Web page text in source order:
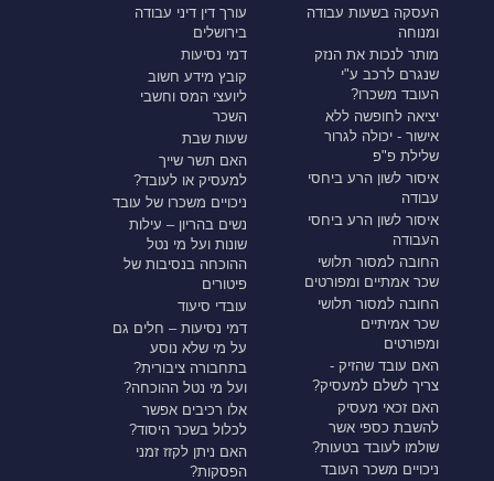
העסקה בשעות עבודה
ומנוחה
מותר לנכות את הנזק
שנגרם לרכב ע"י
העובד משכרו?
יציאה לחופשה ללא
אישור - יכולה לגרור
שלילת פ"פ
איסור לשון הרע ביחסי
עבודה
איסור לשון הרע ביחסי
העבודה
החובה למסור תלושי
שכר אמתיים ומפורטים
החובה למסור תלושי
שכר אמיתיים
ומפורטים
האם עובד שהזיק -
צריך לשלם למעסיק?
האם זכאי מעסיק
להשבת כספי אשר
שולמו לעובד בטעות?
ניכויים משכר העובד
עורך דין דיני עבודה
בירושלים
דמי נסיעות
קובץ מידע חשוב
ליועצי המס וחשבי
השכר
שעות שבת
האם תשר שייך
למעסיק או לעובד?
ניכויים משכרו של עובד
נשים בהריון – עילות
שונות ועל מי נטל
ההוכחה בנסיבות של
פיטורים
עובדי סיעוד
דמי נסיעות – חלים גם
על מי שלא נוסע
בתחבורה ציבורית?
ועל מי נטל ההוכחה?
אלו רכיבים אפשר
לכלול בשכר היסוד?
האם ניתן לקזז זמני
הפסקות?